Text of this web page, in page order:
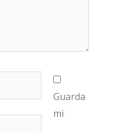
Guarda
mi